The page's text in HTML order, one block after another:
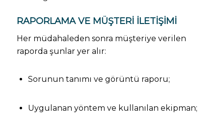
RAPORLAMA VE MÜŞTERI İLETIŞIMI
Her müdahaleden sonra müşteriye verilen
raporda şunlar yer alır:
Sorunun tanımı ve görüntü raporu;
Uygulanan yöntem ve kullanılan ekipman;